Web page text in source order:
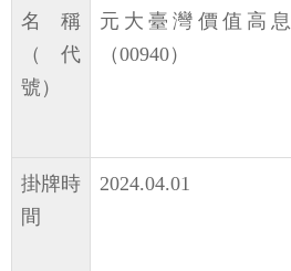
名稱
（代
號）
元大臺灣價值高息
（00940）
掛牌時
間
2024.04.01